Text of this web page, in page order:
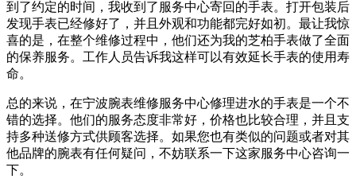
到了约定的时间，我收到了服务中心寄回的手表。打开包装后
发现手表已经修好了，并且外观和功能都完好如初。最让我惊
喜的是，在整个维修过程中，他们还为我的芝柏手表做了全面
的保养服务。工作人员告诉我这样可以有效延长手表的使用寿
命。
总的来说，在宁波腕表维修服务中心修理进水的手表是一个不
错的选择。他们的服务态度非常好，价格也比较合理，并且支
持多种送修方式供顾客选择。如果您也有类似的问题或者对其
他品牌的腕表有任何疑问，不妨联系一下这家服务中心咨询一
下。